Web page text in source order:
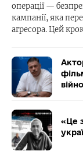
операції —
кампанії, яка
агресора. Цей
«Це